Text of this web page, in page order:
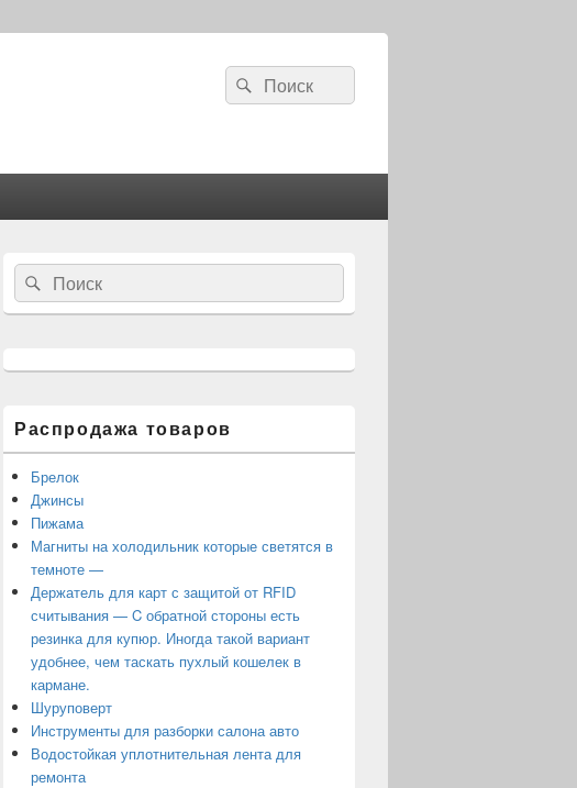
Search
for:
Search
Область
основной
боковой
панели
Search
for:
Search
Распродажа товаров
Брелок
Джинсы
Пижама
Магниты на холодильник которые светятся в
темноте —
Держатель для карт с защитой от RFID
считывания — C обратной стороны есть
резинка для купюр. Иногда такой вариант
удобнее, чем таскать пухлый кошелек в
кармане.
Шуруповерт
Инструменты для разборки салона авто
Водостойкая уплотнительная лента для
ремонта